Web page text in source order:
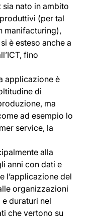
sia nato in ambito
(per tal
manifacturing),
è esteso anche a
fino
di
ma
ad esempio lo
service, la
alla
anni con dati e
l’applicazione del
organizzazioni
duraturi nel
che vertono su